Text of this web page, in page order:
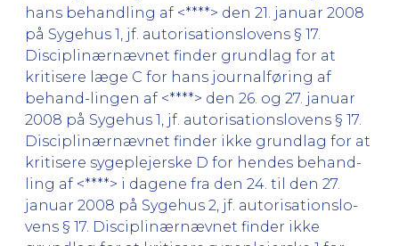
hans behandling af <****> den 21. januar 2008
på Sygehus 1, jf. autorisationslovens § 17.
Disciplinærnævnet finder grundlag for at
kritisere læge C for hans journalføring af
behand-lingen af <****> den 26. og 27. januar
2008 på Sygehus 1, jf. autorisationslovens § 17.
Disciplinærnævnet finder ikke grundlag for at
kritisere sygeplejerske D for hendes behand-
ling af <****> i dagene fra den 24. til den 27.
januar 2008 på Sygehus 2, jf. autorisationslo-
vens § 17. Disciplinærnævnet finder ikke